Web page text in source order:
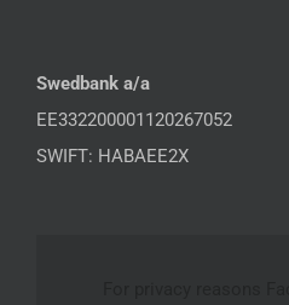
Swedbank a/a
EE332200001120267052
SWIFT: HABAEE2X